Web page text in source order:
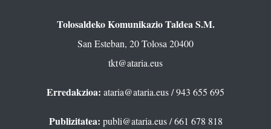
Tolosaldeko Komunikazio Taldea S.M.
San Esteban, 20 Tolosa 20400
tkt@ataria.eus
Erredakzioa: ataria@ataria.eus/ 943 655 695
Publizitatea: publi@ataria.eus/ 661 678 818